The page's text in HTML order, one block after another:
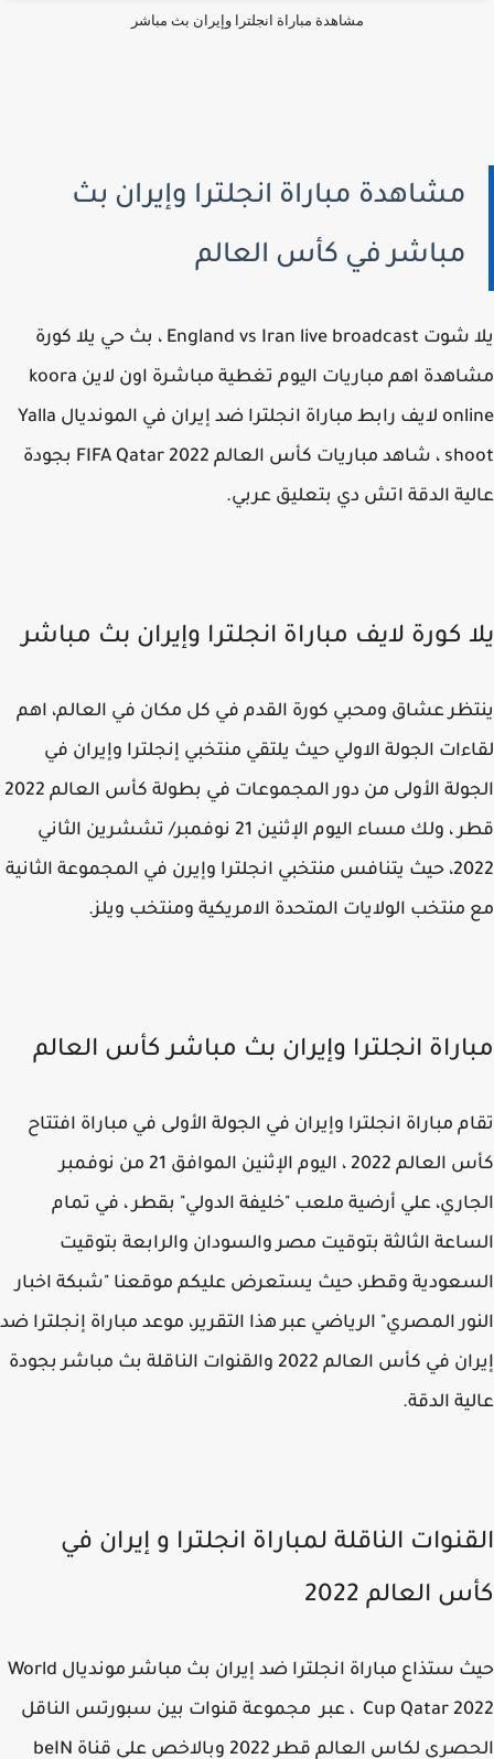
مشاهدة مباراة انجلترا وإيران بث مباشر
مشاهدة مباراة انجلترا وإيران بث
مباشر في كأس العالم
يلا شوت England vs Iran live broadcast ، بث حي يلا كورة
مشاهدة اهم مباريات اليوم تغطية مباشرة اون لاين koora
online لايف رابط مباراة انجلترا ضد إيران في المونديال Yalla
shoot ، شاهد مباريات كأس العالم FIFA Qatar 2022 بجودة
الدقة اتش دي بتعليق عربي.
كورة لايف مباراة انجلترا وإيران بث مباشر
عشاق ومحبي كورة القدم في كل مكان في العالم، اهم
الجولة الاولي حيث يلتقي منتخبي إنجلترا وإيران في
الجولة الأولى من دور المجموعات في بطولة كأس العالم 2022
قطر ، ولك مساء اليوم الإثنين 21 نوفمبر/ تششرين الثاني
2022، حيث يتنافس منتخبي انجلترا وإيرن في المجموعة الثانية
الولايات المتحدة الامريكية ومنتخب ويلز.
انجلترا وإيران بث مباشر كأس العالم
مباراة انجلترا وإيران في الجولة الأولى في مباراة افتتاح
كأس العالم 2022 ، اليوم الإثنين الموافق 21 من نوفمبر
علي أرضية ملعب "خليفة الدولي" بقطر ، في تمام
الثالثة بتوقيت مصر والسودان والرابعة بتوقيت
وقطر، حيث يستعرض عليكم موقعنا "شبكة اخبار
المصري" الرياضي عبر هذا التقرير، موعد مباراة إنجلترا ضد
إيران في كأس العالم 2022 والقنوات الناقلة بث مباشر بجودة
الدقة.
الناقلة لمباراة انجلترا و إيران في
العالم 2022
حيث ستذاع مباراة انجلترا ضد إيران بث مباشر مونديال World
Cup Qatar 2022 ، عبر مجموعة قنوات بين سبورتس الناقل
الحصري لكاس العالم قطر 2022 وبالاخص علي قناة beIN